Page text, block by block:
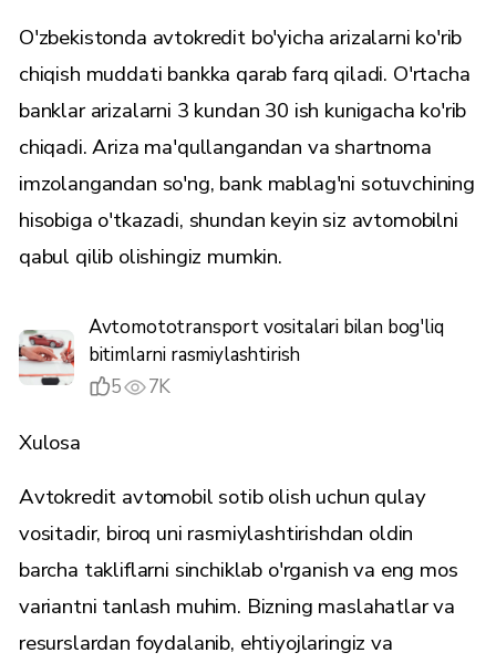
O'zbekistonda avtokredit bo'yicha arizalarni ko'rib
chiqish muddati bankka qarab farq qiladi. O'rtacha
banklar arizalarni 3 kundan 30 ish kunigacha ko'rib
chiqadi. Ariza ma'qullangandan va shartnoma
imzolangandan so'ng, bank mablag'ni sotuvchining
hisobiga o'tkazadi, shundan keyin siz avtomobilni
qabul qilib olishingiz mumkin.
Avtomototransport vositalari bilan bog'liq
bitimlarni rasmiylashtirish
5
7K
Xulosa
Avtokredit avtomobil sotib olish uchun qulay
vositadir, biroq uni rasmiylashtirishdan oldin
barcha takliflarni sinchiklab o'rganish va eng mos
variantni tanlash muhim. Bizning maslahatlar va
resurslardan foydalanib, ehtiyojlaringiz va